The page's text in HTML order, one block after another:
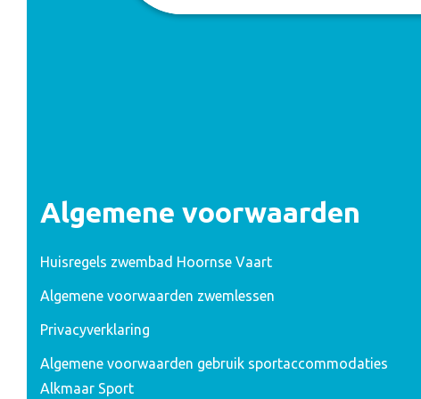
Algemene voorwaarden
Huisregels zwembad Hoornse Vaart
Algemene voorwaarden zwemlessen
Privacyverklaring
Algemene voorwaarden gebruik sportaccommodaties
Alkmaar Sport